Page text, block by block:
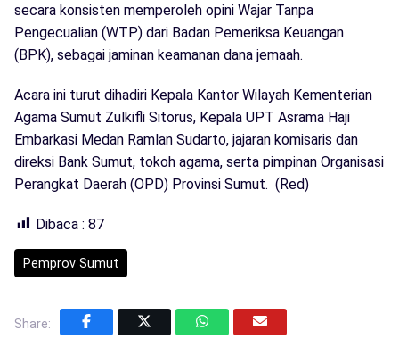
secara konsisten memperoleh opini Wajar Tanpa
Pengecualian (WTP) dari Badan Pemeriksa Keuangan
(BPK), sebagai jaminan keamanan dana jemaah.
Acara ini turut dihadiri Kepala Kantor Wilayah Kementerian
Agama Sumut Zulkifli Sitorus, Kepala UPT Asrama Haji
Embarkasi Medan Ramlan Sudarto, jajaran komisaris dan
direksi Bank Sumut, tokoh agama, serta pimpinan Organisasi
Perangkat Daerah (OPD) Provinsi Sumut. (Red)
Dibaca : 87
Pemprov Sumut
Share: